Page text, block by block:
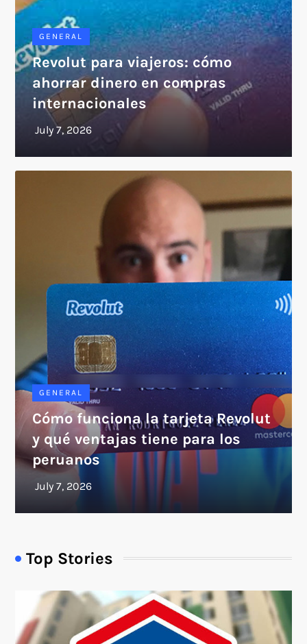
GENERAL
Revolut para viajeros: cómo
ahorrar dinero en compras
internacionales
GENERAL
Cómo funciona la tarjeta Revolut
y qué ventajas tiene para los
peruanos
Top Stories